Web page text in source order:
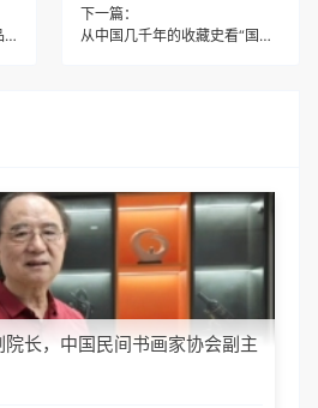
道艺双臻——中国画名家作品品鉴展
下一篇：
从中国几千年的收藏史看“国宝帮”的诞生
长，中国民间书画家协会副主